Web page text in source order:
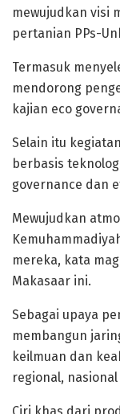
mewujudkan visi
pertanian PPs-
Termasuk
mendorong
kajian eco
Selain itu
berbasis
governance dan
Mewujudkan
mereka, kata
Makasaar ini.
Sebagai upaya
membangun
keilmuan dan
regional,